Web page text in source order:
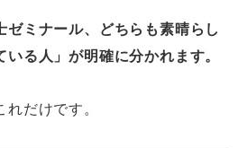
ゼミナール、どちらも素晴らし
る人」が明確に分かれます。
だけです。